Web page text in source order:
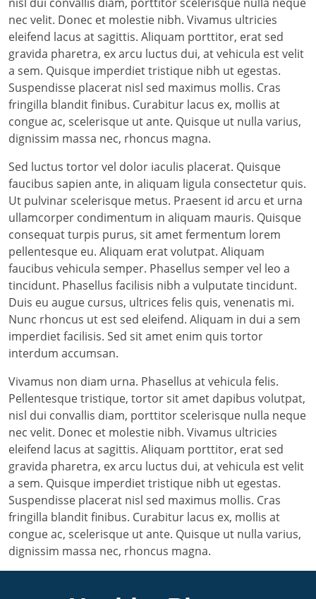
nec velit. Donec et molestie nibh. Vivamus ultricies
eleifend lacus at sagittis. Aliquam porttitor, erat sed
gravida pharetra, ex arcu luctus dui, at vehicula est velit
a sem. Quisque imperdiet tristique nibh ut egestas.
Suspendisse placerat nisl sed maximus mollis. Cras
fringilla blandit finibus. Curabitur lacus ex, mollis at
congue ac, scelerisque ut ante. Quisque ut nulla varius,
dignissim massa nec, rhoncus magna.
Sed luctus tortor vel dolor iaculis placerat. Quisque
faucibus sapien ante, in aliquam ligula consectetur quis.
Ut pulvinar scelerisque metus. Praesent id arcu et urna
ullamcorper condimentum in aliquam mauris. Quisque
consequat turpis purus, sit amet fermentum lorem
pellentesque eu. Aliquam erat volutpat. Aliquam
faucibus vehicula semper. Phasellus semper vel leo a
tincidunt. Phasellus facilisis nibh a vulputate tincidunt.
Duis eu augue cursus, ultrices felis quis, venenatis mi.
Nunc rhoncus ut est sed eleifend. Aliquam in dui a sem
imperdiet facilisis. Sed sit amet enim quis tortor
interdum accumsan.
Vivamus non diam urna. Phasellus at vehicula felis.
Pellentesque tristique, tortor sit amet dapibus volutpat,
nisl dui convallis diam, porttitor scelerisque nulla neque
nec velit. Donec et molestie nibh. Vivamus ultricies
eleifend lacus at sagittis. Aliquam porttitor, erat sed
gravida pharetra, ex arcu luctus dui, at vehicula est velit
a sem. Quisque imperdiet tristique nibh ut egestas.
Suspendisse placerat nisl sed maximus mollis. Cras
fringilla blandit finibus. Curabitur lacus ex, mollis at
congue ac, scelerisque ut ante. Quisque ut nulla varius,
dignissim massa nec, rhoncus magna.